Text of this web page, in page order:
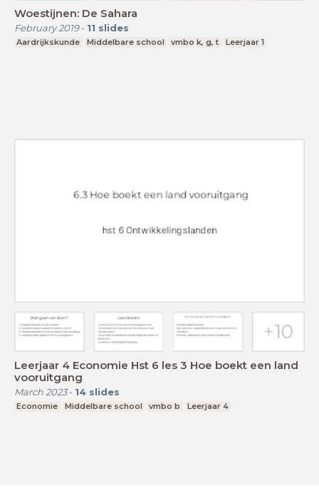
Woestijnen: De Sahara
February 2019- 11 slides
Aardrijkskunde Middelbare school vmbo k, g, t Leerjaar 1
Leerjaar 4 Economie Hst 6 les 3 Hoe boekt een land
vooruitgang
March 2023- 14 slides
Economie Middelbare school vmbo b Leerjaar 4